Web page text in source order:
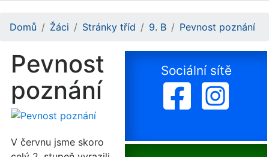
Domů Žáci Stránky tříd 9. B Pevnost poznání
Pevnost
poznání
V červnu jsme skoro
Sociální sítě